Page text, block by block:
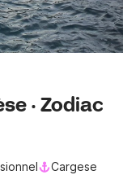
· Zodiac
Cargese